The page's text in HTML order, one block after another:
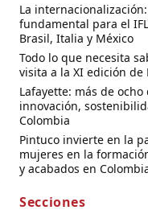
La
fundamental para el
Brasil, Italia y México
Todo lo que necesita
visita a la XI edición de
Lafayette: más de
innovación,
Colombia
Pintuco invierte en la
mujeres en la
y acabados en
Secciones